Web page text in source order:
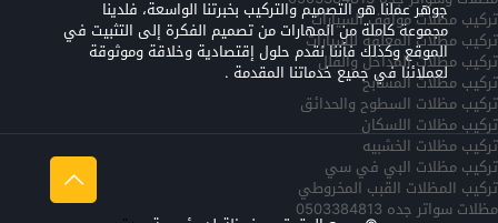
جوهر عملنا هو التصميم والتركيب بخبرتنا الواسعة، فلدينا
مجموعة كاملة من المهارات من تصميم الفكرة إلى التثبيت في
الموقع وكذلك فأننا نقدم حلول إقتصادية وخلاقة وموثوقة
لعملائنا في جميع خدماتنا المقدمة .
تركيب مظلات مواقف السيارات
تركيب مظلات المعلقه للسيارات
تركيب مظلات المداخل والفلل
تركيب مظلات المسابح
تركيب مظلات السطوح والحدائق
تركيب مظلات اللسكان
تركيب مظلات الخشبيه
تركيب مظلات البي في سي
تركيب المظلات القبب المخروطي
مظلات سواتر جده 0503384813